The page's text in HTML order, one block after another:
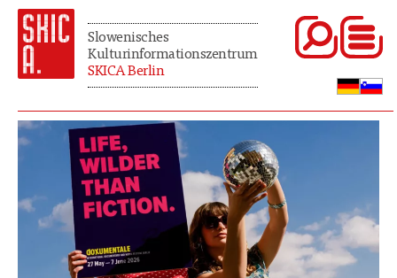
Slowenisches
Kulturinformationszentrum
SKICA Berlin